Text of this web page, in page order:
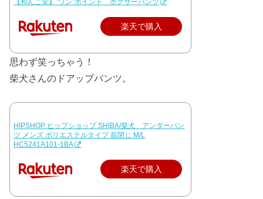
楽天で購入
思わず笑っちゃう！
柴犬さんのドアップパンツ。
HIPSHOP ヒップショップ SHIBA/柴犬 アンダーパン
ツ メンズ ポリエステルタイプ 前閉じ M/L
HC5241A101-1BA
楽天で購入